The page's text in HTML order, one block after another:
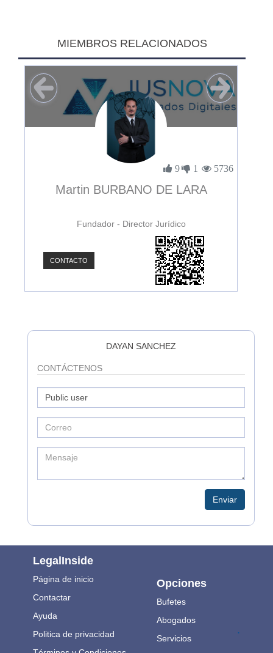
MIEMBROS RELACIONADOS
9 1 5736
Martin BURBANO DE LARA
Fundador - Director Jurídico
CONTACTO
DAYAN SANCHEZ
CONTÁCTENOS
Enviar
LegalInside
Página de inicio
Contactar
Ayuda
Politica de privacidad
Opciones
Bufetes
Abogados
Servicios
.